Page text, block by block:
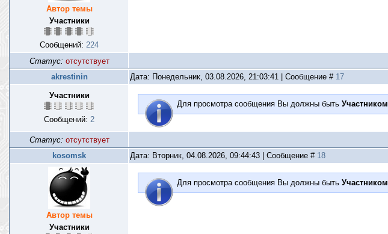
Автор темы
Участники
Сообщений: 224
Статус: отсутствует
akrestinin
Дата: Понедельник, 03.08.2026, 21:03:41 | Сообщение # 17
Участники
Сообщений: 2
Для просмотра сообщения Вы должны быть Участником
Статус: отсутствует
kosomsk
Дата: Вторник, 04.08.2026, 09:44:43 | Сообщение # 18
Автор темы
Участники
Для просмотра сообщения Вы должны быть Участником